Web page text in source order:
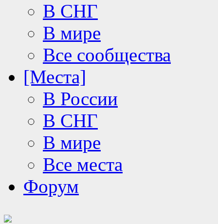
В СНГ
В мире
Все сообщества
[Места]
В России
В СНГ
В мире
Все места
Форум